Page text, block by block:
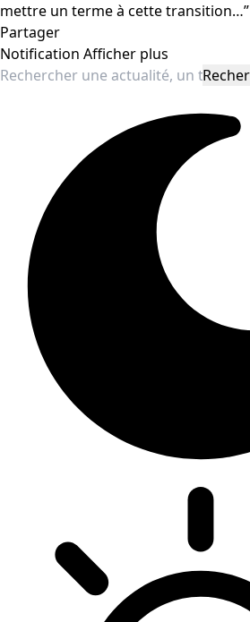
mettre un terme à cette transition…”
Partager
Notification Afficher plus